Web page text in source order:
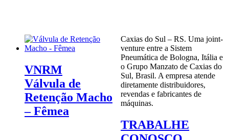
VNRM
Válvula de
Retenção Macho
– Fêmea
Caxias do Sul – RS. Uma joint-
venture entre a Sistem
Pneumática de Bologna, Itália e
o Grupo Manzato de Caxias do
Sul, Brasil. A empresa atende
diretamente distribuidores,
revendas e fabricantes de
máquinas.
TRABALHE